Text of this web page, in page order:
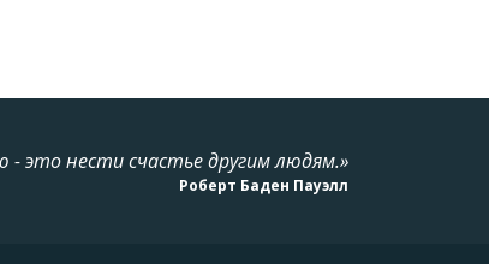
это нести счастье другим людям.»
Роберт Баден Пауэлл